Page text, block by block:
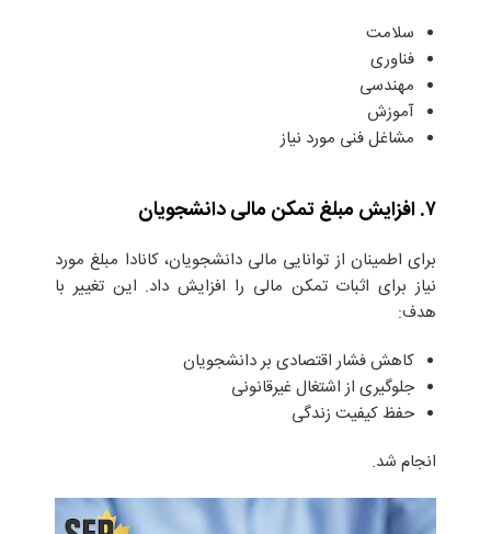
سلامت
فناوری
مهندسی
آموزش
مشاغل فنی مورد نیاز
۷. افزایش مبلغ تمکن مالی دانشجویان
برای اطمینان از توانایی مالی دانشجویان، کانادا مبلغ مورد
نیاز برای اثبات تمکن مالی را افزایش داد. این تغییر با
هدف:
کاهش فشار اقتصادی بر دانشجویان
جلوگیری از اشتغال غیرقانونی
حفظ کیفیت زندگی
انجام شد.